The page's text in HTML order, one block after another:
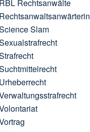
RBL Rechtsanwälte
Rechtsanwaltsanwärterin
Slam
Urheberrecht